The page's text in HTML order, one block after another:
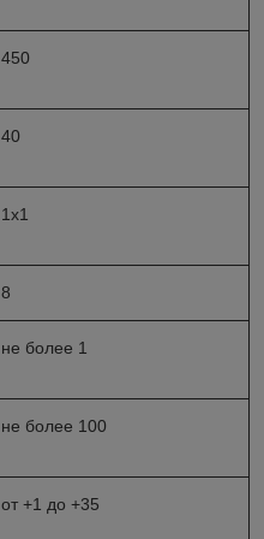
450
40
1х1
8
не более 1
не более 100
от +1 до +35